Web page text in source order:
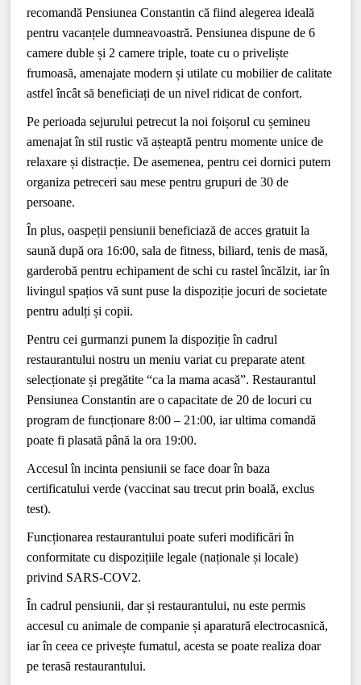
recomandă Pensiunea Constantin că fiind alegerea ideală
pentru vacanțele dumneavoastră. Pensiunea dispune de 6
camere duble și 2 camere triple, toate cu o priveliște
frumoasă, amenajate modern și utilate cu mobilier de calitate
astfel încât să beneficiați de un nivel ridicat de confort.
Pe perioada sejurului petrecut la noi foișorul cu șemineu
amenajat în stil rustic vă așteaptă pentru momente unice de
relaxare și distracție. De asemenea, pentru cei dornici putem
organiza petreceri sau mese pentru grupuri de 30 de
persoane.
În plus, oaspeții pensiunii beneficiază de acces gratuit la
saună după ora 16:00, sala de fitness, biliard, tenis de masă,
garderobă pentru echipament de schi cu rastel încălzit, iar în
livingul spațios vă sunt puse la dispoziție jocuri de societate
pentru adulți și copii.
Pentru cei gurmanzi punem la dispoziție în cadrul
restaurantului nostru un meniu variat cu preparate atent
selecționate și pregătite “ca la mama acasă”. Restaurantul
Pensiunea Constantin are o capacitate de 20 de locuri cu
program de funcționare 8:00 – 21:00, iar ultima comandă
poate fi plasată până la ora 19:00.
Accesul în incinta pensiunii se face doar în baza
certificatului verde (vaccinat sau trecut prin boală, exclus
test).
Funcționarea restaurantului poate suferi modificări în
conformitate cu dispozițiile legale (naționale și locale)
privind SARS-COV2.
În cadrul pensiunii, dar și restaurantului, nu este permis
accesul cu animale de companie și aparatură electrocasnică,
iar în ceea ce privește fumatul, acesta se poate realiza doar
pe terasă restaurantului.